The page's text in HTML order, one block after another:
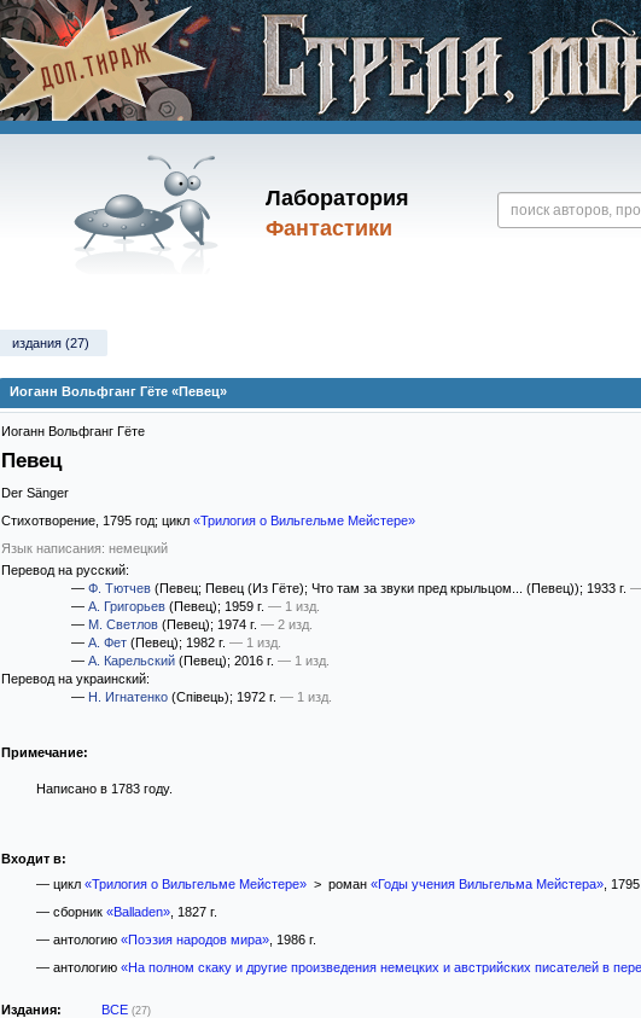
Лаборатория
Фантастики
издания (27)
Иоганн Вольфганг Гёте «Певец»
Иоганн Вольфганг Гёте
Певец
Der Sänger
Стихотворение, 1795 год; цикл «Трилогия о Вильгельме Мейстере»
Язык написания: немецкий
Перевод на русский:
— Ф. Тютчев (Певец; Певец (Из Гёте); Что там за звуки пред крыльцом... (Певец)); 1933 г. —
— А. Григорьев (Певец); 1959 г. — 1 изд.
— М. Светлов (Певец); 1974 г. — 2 изд.
— А. Фет (Певец); 1982 г. — 1 изд.
— А. Карельский (Певец); 2016 г. — 1 изд.
Перевод на украинский:
— Н. Игнатенко (Співець); 1972 г. — 1 изд.
Примечание:
Написано в 1783 году.
Входит в:
— цикл «Трилогия о Вильгельме Мейстере»> роман «Годы учения Вильгельма Мейстера», 1795
— сборник «Balladen», 1827 г.
— антологию «Поэзия народов мира», 1986 г.
— антологию «На полном скаку и другие произведения немецких и австрийских писателей в
Издания: ВСЕ (27)